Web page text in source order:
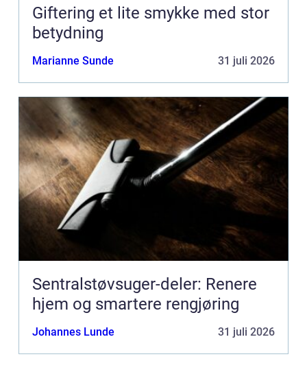
Giftering et lite smykke med stor
betydning
Marianne Sunde 31 juli 2026
Sentralstøvsuger-deler: Renere
hjem og smartere rengjøring
Johannes Lunde 31 juli 2026